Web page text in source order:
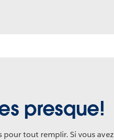
presque!
tout remplir. Si vous avez